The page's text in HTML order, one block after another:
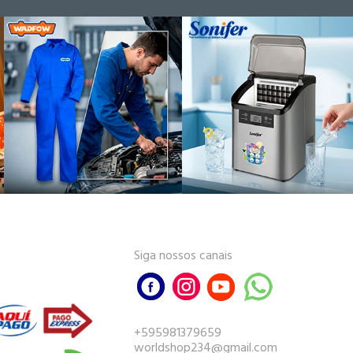
Siga nossos canais
+595981379659
worldshop234@gmail.com